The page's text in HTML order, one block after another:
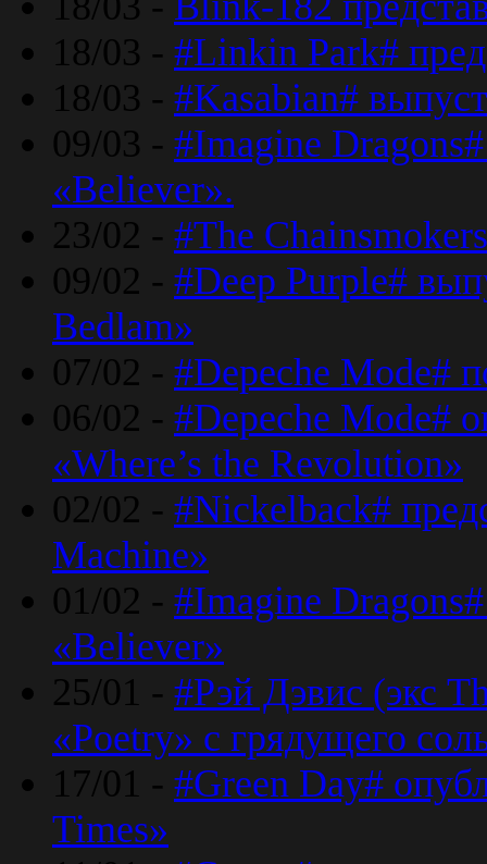
18/03 - #Linkin Park#
18/03 - #Kasabian#
09/03 - #Imagine
«Believer».
23/02 - #The
09/02 - #Deep Purple#
Bedlam»
07/02 - #Depeche Mode#
06/02 - #Depeche Mode#
«Where’s the Revolution»
02/02 - #Nickelback#
Machine»
01/02 - #Imagine
«Believer»
25/01 - #Рэй Дэвис (экс
«Poetry» с грядущего
17/01 - #Green Day#
Times»